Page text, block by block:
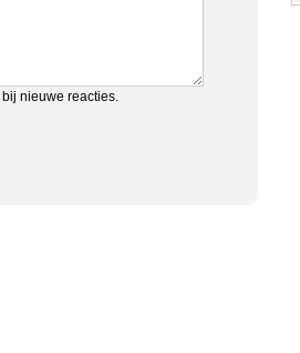
nieuwe reacties.